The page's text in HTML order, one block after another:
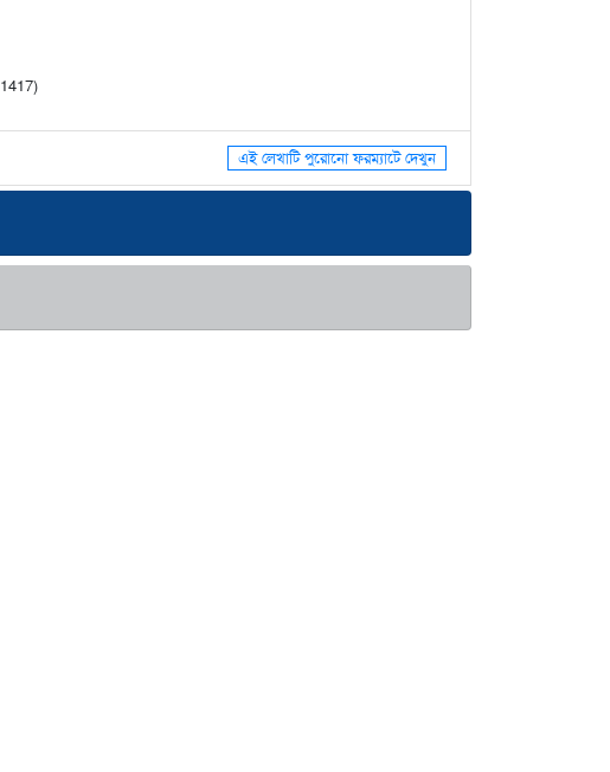
এই লেখাটি পুরোনো ফরম্যাটে দেখুন